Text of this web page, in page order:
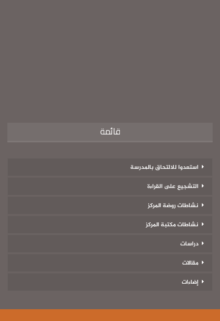
قائمة
استعدوا للالتحاق بالمدرسة
التشجيع على القراءة
نشاطات روضة المركز
نشاطات مكتبة المركز
دراسات
مقالات
إضاءات